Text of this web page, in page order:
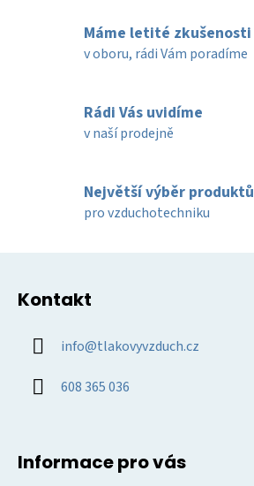
c
í
p
k
p
i
n
í
Máme letité zkušenosti
v oboru, rádi Vám poradíme
Rádi Vás uvidíme
v naší prodejně
Největší výběr produktů
pro vzduchotechniku
Kontakt
info@tlakovyvzduch.cz
608 365 036
Informace pro vás